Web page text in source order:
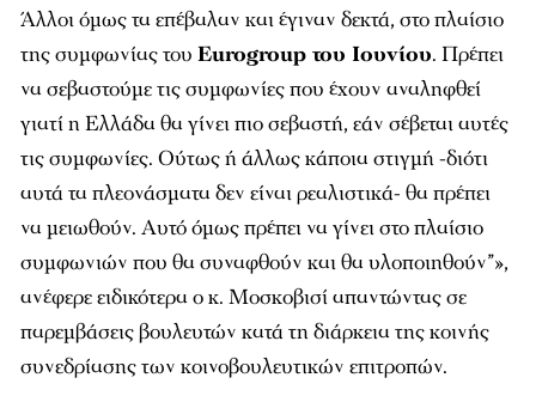
Άλλοι όμως τα επέβαλαν και έγιναν δεκτά, στο πλαίσιο
της συμφωνίας του Eurogroup του Ιουνίου. Πρέπει
να σεβαστούμε τις συμφωνίες που έχουν αναληφθεί
γιατί η Ελλάδα θα γίνει πιο σεβαστή, εάν σέβεται αυτές
τις συμφωνίες. Ούτως ή άλλως κάποια στιγμή -διότι
αυτά τα πλεονάσματα δεν είναι ρεαλιστικά- θα πρέπει
να μειωθούν. Αυτό όμως πρέπει να γίνει στο πλαίσιο
συμφωνιών που θα συναφθούν και θα υλοποιηθούν”»,
ανέφερε ειδικότερα ο κ. Μοσκοβισί απαντώντας σε
παρεμβάσεις βουλευτών κατά τη διάρκεια της κοινής
συνεδρίασης των κοινοβουλευτικών επιτροπών.